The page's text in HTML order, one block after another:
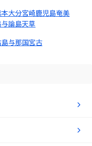
大分宮崎鹿児島奄美
与論島天草
島与那国宮古